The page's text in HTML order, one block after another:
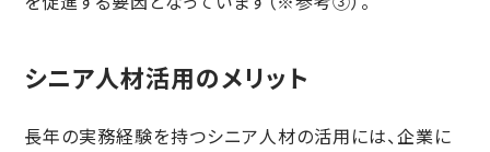
シニア人材活用のメリット
長年の実務経験を持つシニア人材の活用には、企業に